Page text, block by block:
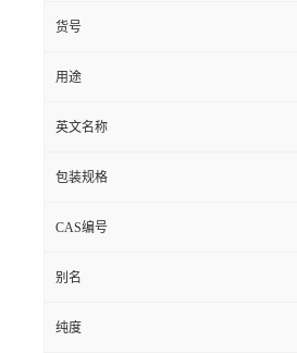
货号
用途
英文名称
包装规格
CAS编号
别名
纯度